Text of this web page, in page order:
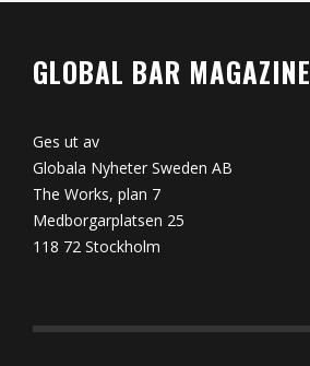
GLOBAL BAR MAGAZINE
Ges ut av
Globala Nyheter Sweden AB
The Works, plan 7
Medborgarplatsen 25
118 72 Stockholm